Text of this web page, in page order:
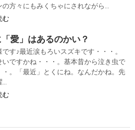
方々にもみくちゃにされながら...
む
愛」はあるのかい？
です♪最近涙もろいスズキです・・・。
いですかね・・・。基本昔から泣き虫で
・。「最近」とくにね。なんだかね。先
む